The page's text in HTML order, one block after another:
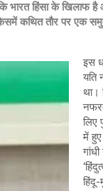
हिंसा के खिलाफ है और
कथित तौर पर एक
इस
यति
था।
लिए
में